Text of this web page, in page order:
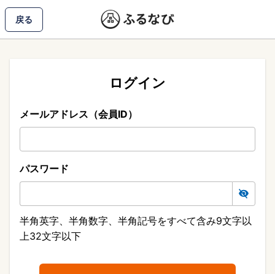
戻る
ログイン
メールアドレス（会員ID）
パスワード
半角英字、半角数字、半角記号をすべて含み9文字以
上32文字以下